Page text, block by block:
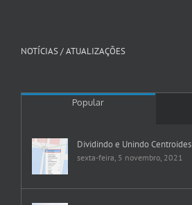
NOTÍCIAS / ATUALIZAÇÕES
Popular
Dividindo e Unindo
sexta-feira, 5 novembro, 2021